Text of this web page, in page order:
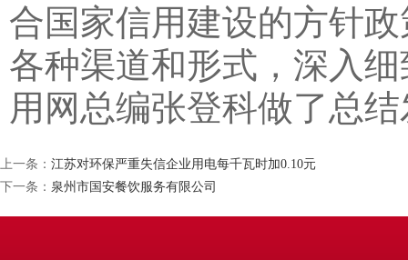
合国家信用建设的方针
各种渠道和形式，深入
用网总编张登科做了总
上一条： 江苏对环保严重失信企业用电每千瓦时加0.10元
下一条： 泉州市国安餐饮服务有限公司